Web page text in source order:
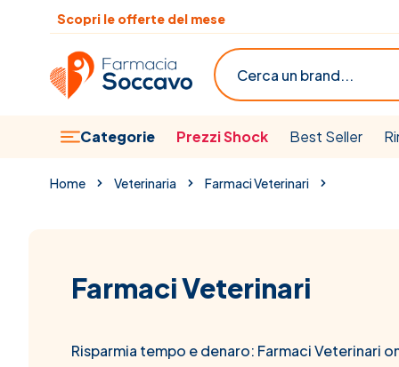
Scopri le offerte del mese
Categorie Prezzi Shock Best Seller
Cerca
Home Veterinaria Farmaci Veterinari
Farmaci Veterinari
Risparmia tempo e denaro: Farmaci Veterinari